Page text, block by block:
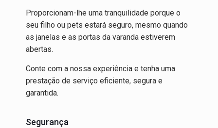
Proporcionam-lhe uma tranquilidade porque o
seu filho ou pets estará seguro, mesmo quando
as janelas e as portas da varanda estiverem
abertas.
Conte com a nossa experiência e tenha uma
prestação de serviço eficiente, segura e
garantida.
Segurança